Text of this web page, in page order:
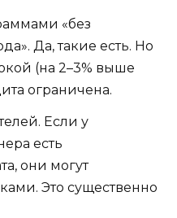
«без
Да, такие есть. Но
(на 2–3% выше
ограничена.
Если у
есть
они могут
Это существенно